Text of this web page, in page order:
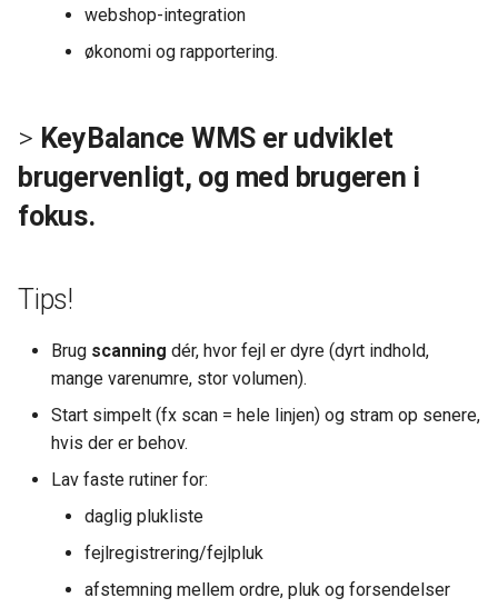
webshop-integration
økonomi og rapportering.
> KeyBalance WMS er udviklet
brugervenligt, og med brugeren i
fokus.
Tips!
Brug scanning dér, hvor fejl er dyre (dyrt indhold,
mange varenumre, stor volumen).
Start simpelt (fx scan = hele linjen) og stram op senere,
hvis der er behov.
Lav faste rutiner for:
daglig plukliste
fejlregistrering/fejlpluk
afstemning mellem ordre, pluk og forsendelser